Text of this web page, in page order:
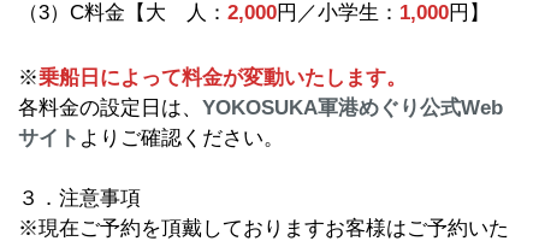
（3）C料金【大 人： 2,000円／小学生： 1,000円】
※乗船日によって料金が変動いたします。
各料金の設定日は、 YOKOSUKA軍港めぐり公式Web
サイト よりご確認ください。
３．注意事項
※現在ご予約を頂戴しておりますお客様はご予約いた